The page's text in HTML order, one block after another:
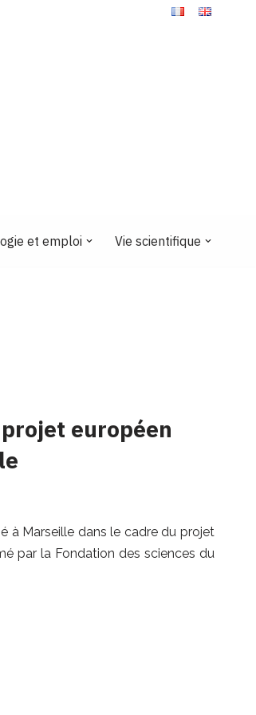
et emploi Vie scientifique
européen
à Marseille dans le cadre du projet
par la Fondation des sciences du